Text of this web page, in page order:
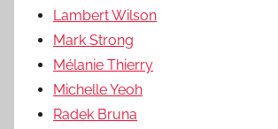
Lambert Wilson
Mark Strong
Mélanie Thierry
Michelle Yeoh
Radek Bruna